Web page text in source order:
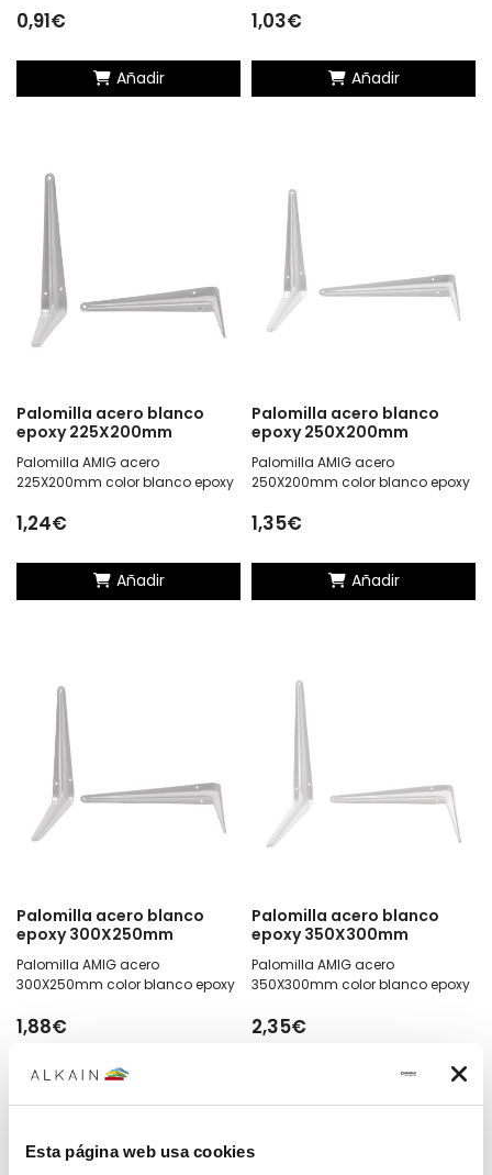
Esta página web usa cookies
0,91€
Añadir
1,03€
Añadir
Palomilla acero blanco
epoxy 225X200mm
Palomilla AMIG acero
225X200mm color blanco epoxy
1,24€
Añadir
Palomilla acero blanco
epoxy 250X200mm
Palomilla AMIG acero
250X200mm color blanco epoxy
1,35€
Añadir
Palomilla acero blanco
epoxy 300X250mm
Palomilla AMIG acero
300X250mm color blanco epoxy
1,88€
Añadir
Palomilla acero blanco
epoxy 350X300mm
Palomilla AMIG acero
350X300mm color blanco epoxy
2,35€